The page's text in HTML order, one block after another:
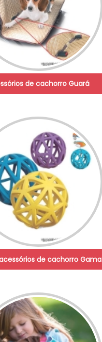
de cachorro Guará
de cachorro Gama